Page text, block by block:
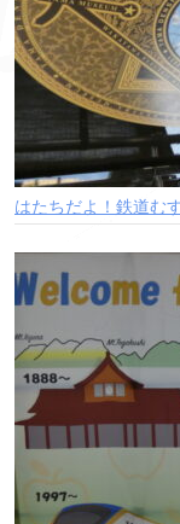
はたちだよ！鉄道む